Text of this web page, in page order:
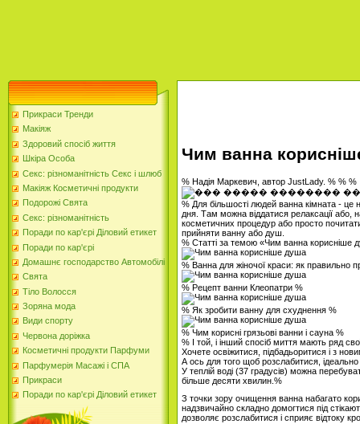
Прикраси Тренди
Макіяж
Здоровий спосіб життя
Шкіра Особа
Секс: різноманітність Секс і шлюб
Макіяж Косметичні продукти
Подорожі Свята
Секс: різноманітність
Поради по кар'єрі Діловий етикет
Поради по кар'єрі
Домашнє господарство Автомобілі
Свята
Тіло Волосся
Зоряна мода
Види спорту
Червона доріжка
Косметичні продукти Парфуми
Парфумерія Масажі і СПА
Прикраси
Поради по кар'єрі Діловий етикет
Чим ванна
% Надія Маркевич, автор JustLady. % % %
% Для більшості людей ванна кімната - це
дня. Там можна віддатися релаксації або,
косметичних процедур або просто
прийняти ванну або душ.
% Статті за темою «Чим ванна корисніше
% Ванна для жіночої краси: як правильно
% Рецепт ванни Клеопатри %
% Як зробити ванну для схуднення %
% Чим корисні грязьові ванни і сауна %
% І той, і інший спосіб миття мають ряд
Хочете освіжитися, підбадьоритися і з
А ось для того щоб розслабитися,
У теплій воді (37 градусів) можна
більше десяти хвилин.%
З точки зору очищення ванна набагато
надзвичайно складно домогтися під
дозволяє розслабитися і сприяє відтоку